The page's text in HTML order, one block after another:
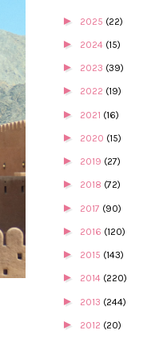
► 2025 (22)
► 2024 (15)
► 2023 (39)
► 2022 (19)
► 2021 (16)
► 2020 (15)
► 2019 (27)
► 2018 (72)
► 2017 (90)
► 2016 (120)
► 2015 (143)
► 2014 (220)
► 2013 (244)
► 2012 (20)